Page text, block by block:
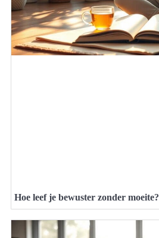
Hoe leef je bewuster zonder moeite?